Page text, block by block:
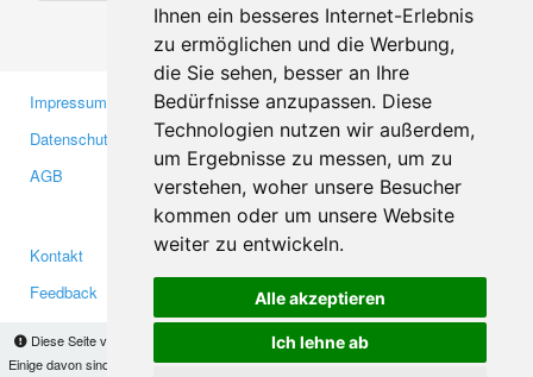
Ihnen ein besseres Internet-Erlebnis
zu ermöglichen und die Werbung,
die Sie sehen, besser an Ihre
Bedürfnisse anzupassen. Diese
Technologien nutzen wir außerdem,
um Ergebnisse zu messen, um zu
verstehen, woher unsere Besucher
kommen oder um unsere Website
weiter zu entwickeln.
Alle akzeptieren
Ich lehne ab
Diese Seite verwendet Cookies, um Informationen auf Ihrem Computer zu speichern.
Einige davon sind notwendig, damit unsere Seite funktioniert, andere helfen uns dabei, das
Impressum
Datenschutzerklärung
AGB
Gewerbetreibende
Investoren
Medien
Kontakt
Feedback
Facebook
Twitter
YouTube
Google+